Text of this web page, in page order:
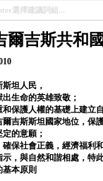
爾吉斯共和
坦人民，
生命的英雄致敬；
保護人權的基礎上建立
爾吉斯斯坦國家地位，保
的意願；
保社會正義，經濟福利
，與自然和諧相處，特
本原則